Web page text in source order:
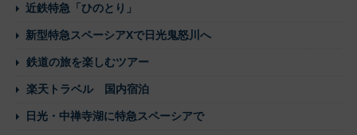
近鉄特急「ひのとり」
新型特急スペーシアXで日光鬼怒川へ
鉄道の旅を楽しむツアー
楽天トラベル 国内宿泊
日光・中禅寺湖に特急スペーシアで